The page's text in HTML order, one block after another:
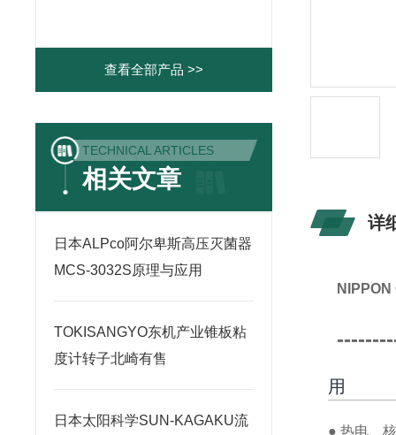
查看全部产品 >>
TECHNICAL ARTICLES
相关文章
日本ALPco阿尔卑斯高压灭菌器
MCS-3032S原理与应用
TOKISANGYO东机产业锥板粘
度计转子北崎有售
日本太阳科学SUN-KAGAKU流
详
用
● 热电、